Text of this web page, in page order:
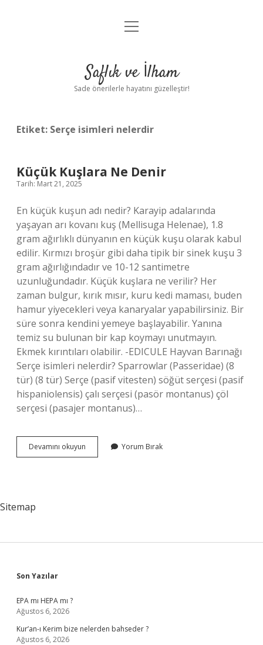
Anasayfa
Yasal Uyarı
menüyü
Saflık ve İlham
Sade önerilerle hayatını güzelleştir!
Etiket: Serçe isimleri nelerdir
Küçük Kuşlara Ne Denir
Tarih: Mart 21, 2025
En küçük kuşun adı nedir? Karayip adalarında
yaşayan arı kovanı kuş (Mellisuga Helenae), 1.8
gram ağırlıklı dünyanın en küçük kuşu olarak kabul
edilir. Kırmızı broşür gibi daha tipik bir sinek kuşu 3
gram ağırlığındadır ve 10-12 santimetre
uzunluğundadır. Küçük kuşlara ne verilir? Her
zaman bulgur, kırık mısır, kuru kedi maması, buden
hamur yiyecekleri veya kanaryalar yapabilirsiniz. Bir
süre sonra kendini yemeye başlayabilir. Yanına
temiz su bulunan bir kap koymayı unutmayın.
Ekmek kırıntıları olabilir. -EDICULE Hayvan Barınağı
Serçe isimleri nelerdir? Sparrowlar (Passeridae) (8
tür) (8 tür) Serçe (pasif vitesten) söğüt serçesi (pasif
hispaniolensis) çalı serçesi (pasör montanus) çöl
serçesi (pasajer montanus)…
Devamını okuyun
Kuşlara
Yorum Bırak
Sitemap
Sidebar
Son Yazılar
EPA mı HEPA mı ?
Ağustos 6, 2026
Kur’an-ı Kerim bize nelerden bahseder ?
Ağustos 6, 2026